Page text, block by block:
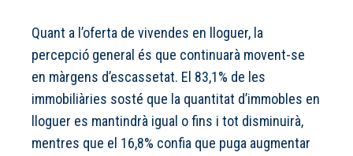
Quant a l’oferta de vivendes en lloguer, la
percepció general és que continuarà movent-se
en màrgens d’escassetat. El 83,1% de les
immobiliàries sosté que la quantitat d’immobles en
lloguer es mantindrà igual o fins i tot disminuirà,
mentres que el 16,8% confia que puga augmentar